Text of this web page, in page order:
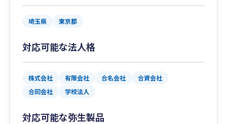
埼玉県 東京都
対応可能な法人格
株式会社 有限会社 合名会社
合資会社
合同会社
学校法人
対応可能な弥生製品